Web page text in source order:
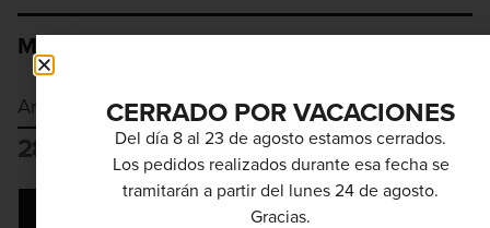
MUD 100ML
Arcilla moldeadora
28,05
CERRADO POR VACACIONES
Del día 8 al 23 de agosto estamos cerrados.
Los pedidos realizados durante esa fecha se
tramitarán a partir del lunes 24 de agosto.
Gracias.